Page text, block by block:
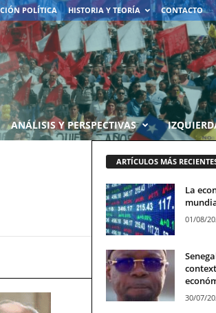
POLÍTICA HISTORIA Y TEORÍA CONTACTO
ANÁLISIS Y PERSPECTIVAS
ARTÍCULOS MÁS
La
01/08/
30/07/